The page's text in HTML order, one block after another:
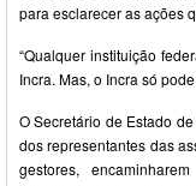
para esclarecer as ações
“Qualquer instituição
Incra. Mas, o Incra só
O Secretário de Estado
dos representantes das
gestores,